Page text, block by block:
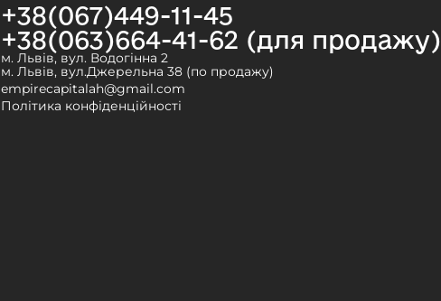
+38(067)449-11-45
+38(063)664-41-62 (для продажу)
м. Львів, вул. Водогінна 2
м. Львів, вул.Джерельна 38 (по продажу)
empirecapitalah@gmail.com
Політика конфіденційності